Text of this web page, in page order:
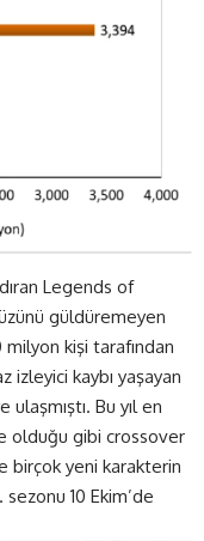
Legends of
güldüremeyen
kişi tarafından
kaybı yaşayan
Bu yıl en
olduğu gibi crossover
birçok yeni karakterin
10 Ekim’de